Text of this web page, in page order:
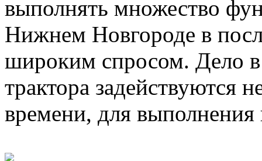
выполнять множество
Нижнем Новгороде в
широким спросом. Дело
трактора задействуются
времени, для выполнения